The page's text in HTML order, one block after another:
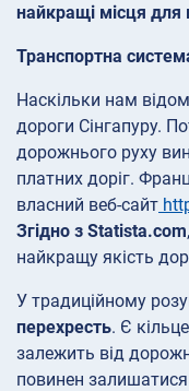
найкращі місця для
Транспортна
Наскільки нам
дороги Сінгапуру.
дорожнього руху
платних доріг.
власний веб-сайт
Згідно з Statista.com
найкращу якість
У традиційному
перехресть. Є
залежить від
повинен